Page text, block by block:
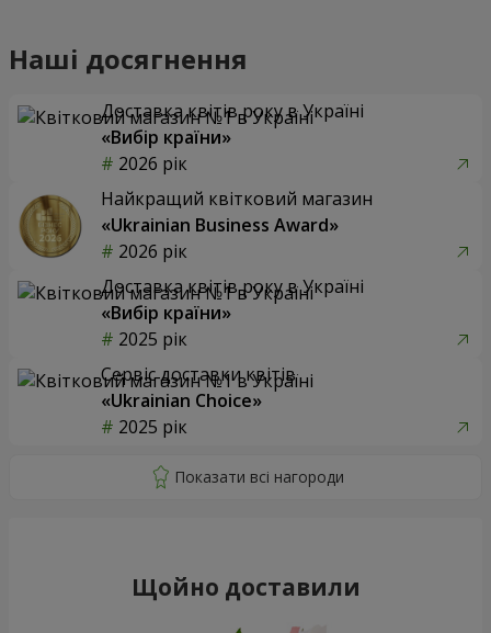
Наші досягнення
Доставка квітів року в Україні
«Вибір країни»
2026 рік
Найкращий квітковий магазин
«Ukrainian Business Award»
2026 рік
Доставка квітів року в Україні
«Вибір країни»
2025 рік
Сервіс доставки квітів
«Ukrainian Choice»
2025 рік
Щойно доставили